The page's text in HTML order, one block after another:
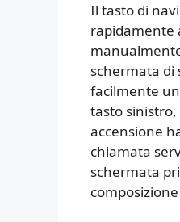
Il tasto di
rapidamente
schermata di
facilmente
tasto
accensione
chiamata
schermata